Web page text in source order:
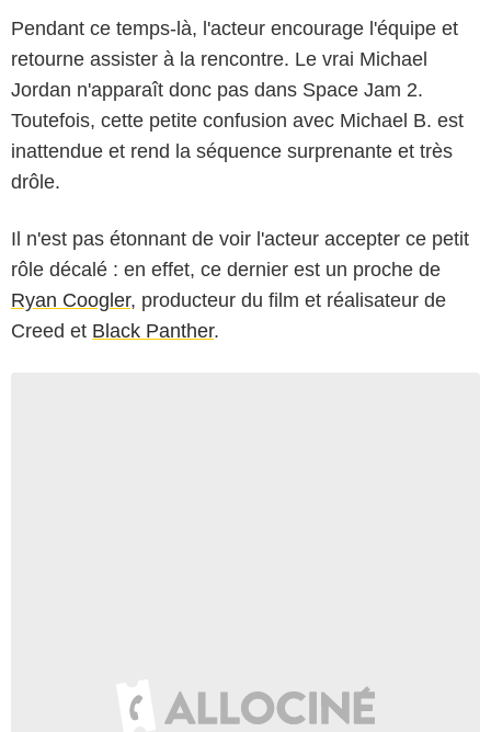
Pendant ce temps-là, l'acteur encourage l'équipe et
retourne assister à la rencontre. Le vrai Michael
Jordan n'apparaît donc pas dans Space Jam 2.
Toutefois, cette petite confusion avec Michael B. est
inattendue et rend la séquence surprenante et très
drôle.
Il n'est pas étonnant de voir l'acteur accepter ce petit
rôle décalé : en effet, ce dernier est un proche de
Ryan Coogler, producteur du film et réalisateur de
Creed et Black Panther.